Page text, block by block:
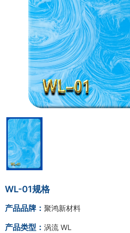
WL-01规格
产品品牌： 聚鸿新材料
产品类型： 涡流 WL